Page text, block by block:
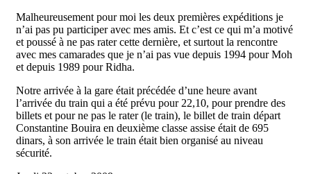
Malheureusement pour moi les deux premières expéditions je
n’ai pas pu participer avec mes amis. Et c’est ce qui m’a motivé
et poussé à ne pas rater cette dernière, et surtout la rencontre
avec mes camarades que je n’ai pas vue depuis 1994 pour Moh
et depuis 1989 pour Ridha.
Notre arrivée à la gare était précédée d’une heure avant
l’arrivée du train qui a été prévu pour 22,10, pour prendre des
billets et pour ne pas le rater (le train), le billet de train départ
Constantine Bouira en deuxième classe assise était de 695
dinars, à son arrivée le train était bien organisé au niveau
sécurité.